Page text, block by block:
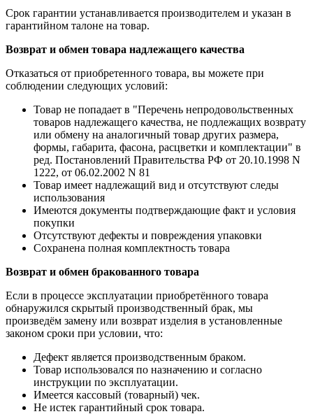
Срок гарантии устанавливается производителем и указан в
гарантийном талоне на товар.
Возврат и обмен товара надлежащего качества
Отказаться от приобретенного товара, вы можете при
соблюдении следующих условий:
Товар не попадает в "Перечень непродовольственных
товаров надлежащего качества, не подлежащих возврату
или обмену на аналогичный товар других размера,
формы, габарита, фасона, расцветки и комплектации" в
ред. Постановлений Правительства РФ от 20.10.1998 N
1222, от 06.02.2002 N 81
Товар имеет надлежащий вид и отсутствуют следы
использования
Имеются документы подтверждающие факт и условия
покупки
Отсутствуют дефекты и повреждения упаковки
Сохранена полная комплектность товара
Возврат и обмен бракованного товара
Если в процессе эксплуатации приобретённого товара
обнаружился скрытый производственный брак, мы
произведём замену или возврат изделия в установленные
законом сроки при условии, что:
Дефект является производственным браком.
Товар использовался по назначению и согласно
инструкции по эксплуатации.
Имеется кассовый (товарный) чек.
Не истек гарантийный срок товара.